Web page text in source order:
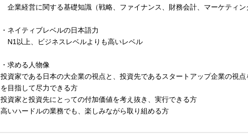
企業経営に関する基礎知識（戦略、ファイナンス、財務会計、マーケティン
・ネイティブレベルの日本語力
N1以上、ビジネスレベルよりも高いレベル
・求める人物像
投資家である日本の大企業の視点と、投資先であるスタートアップ企業の視
を目指して尽力できる方
投資家と投資先にとっての付加価値を考え抜き、実行できる方
高いハードルの業務でも、楽しみながら取り組める方